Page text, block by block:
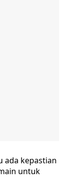
ada kepastian
untuk